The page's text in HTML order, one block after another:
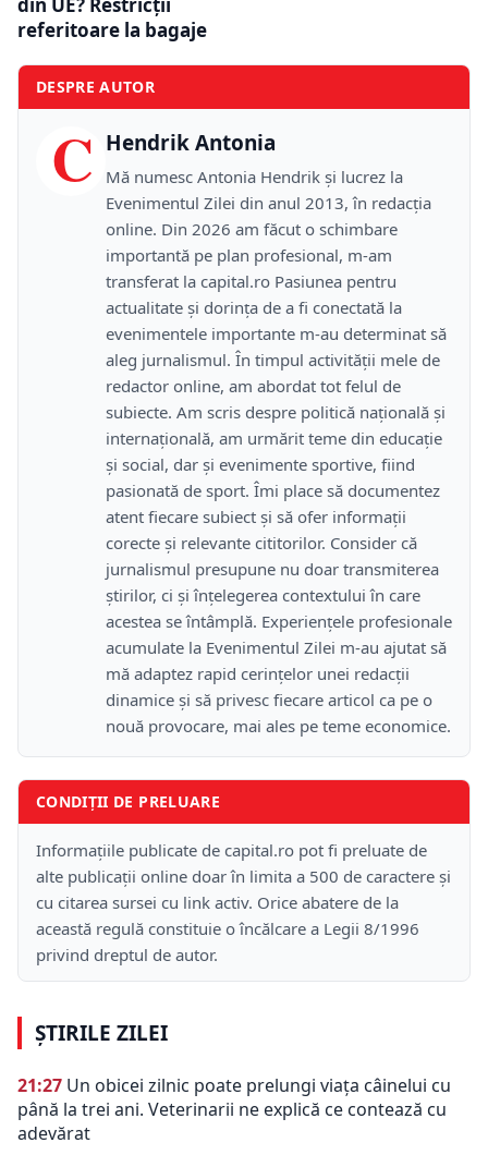
din UE? Restricții
referitoare la bagaje
DESPRE AUTOR
C Hendrik Antonia
Mă numesc Antonia Hendrik și lucrez la
Evenimentul Zilei din anul 2013, în redacția
online. Din 2026 am făcut o schimbare
importantă pe plan profesional, m-am
transferat la capital.ro Pasiunea pentru
actualitate și dorința de a fi conectată la
evenimentele importante m-au determinat să
aleg jurnalismul. În timpul activității mele de
redactor online, am abordat tot felul de
subiecte. Am scris despre politică națională și
internațională, am urmărit teme din educație
și social, dar și evenimente sportive, fiind
pasionată de sport. Îmi place să documentez
atent fiecare subiect și să ofer informații
corecte și relevante cititorilor. Consider că
jurnalismul presupune nu doar transmiterea
știrilor, ci și înțelegerea contextului în care
acestea se întâmplă. Experiențele profesionale
acumulate la Evenimentul Zilei m-au ajutat să
mă adaptez rapid cerințelor unei redacții
dinamice și să privesc fiecare articol ca pe o
nouă provocare, mai ales pe teme economice.
CONDIȚII DE PRELUARE
Informațiile publicate de capital.ro pot fi preluate de
alte publicații online doar în limita a 500 de caractere și
cu citarea sursei cu link activ. Orice abatere de la
această regulă constituie o încălcare a Legii 8/1996
privind dreptul de autor.
ȘTIRILE ZILEI
21:27 Un obicei zilnic poate prelungi viața câinelui cu
până la trei ani. Veterinarii ne explică ce contează cu
adevărat